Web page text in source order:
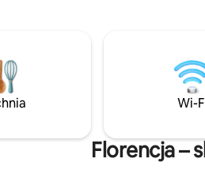
dostępny z każdego
uwagę zwracamy
krytycznych
przestrzeń
został
w wyjątkowym
ręczniki
sufitom
Wi-
Florencja –